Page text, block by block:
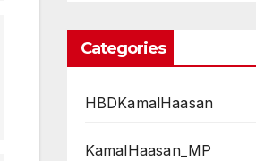
Categories
HBDKamalHaasan
KamalHaasan_MP